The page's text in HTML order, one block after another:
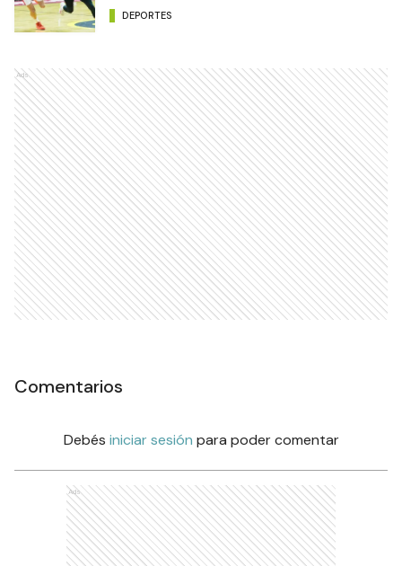
DEPORTES
Ads
Comentarios
Debés iniciar sesión para poder comentar
Ads